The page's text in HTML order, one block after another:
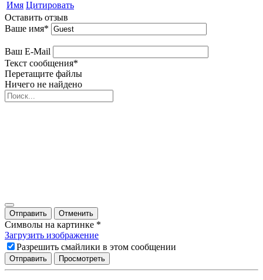
Имя Цитировать
Оставить отзыв
Ваше имя*
Ваш E-Mail
Текст сообщения*
Перетащите файлы
Ничего не найдено
Отправить Отменить
Символы на картинке *
Загрузить изображение
Разрешить смайлики в этом сообщении